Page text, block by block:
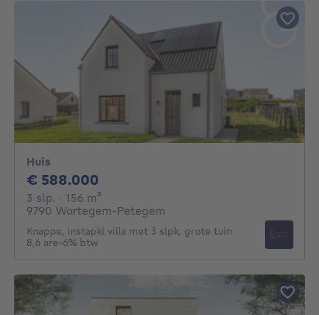
Huis
€ 588.000
3 slp. 3 slaapkamers
· 156 m²
9790 Wortegem-Petegem
Knappe, instapkl villa met 3 slpk, grote tuin
8,6 are-6% btw